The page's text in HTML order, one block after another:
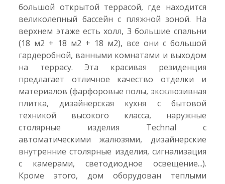
большой открытой террасой, где находится
великолепный бассейн с пляжной зоной. На
верхнем этаже есть холл, 3 большие спальни
(18 м2 + 18 м2 + 18 м2), все они с большой
гардеробной, ванными комнатами и выходом
на террасу. Эта красивая резиденция
предлагает отличное качество отделки и
материалов (фарфоровые полы, эксклюзивная
плитка, дизайнерская кухня с бытовой
техникой высокого класса, наружные
столярные изделия Technal с
автоматическими жалюзями, дизайнерские
внутренние столярные изделия, сигнализация
с камерами, светодиодное освещение...).
Кроме этого, дом оборудован теплыми